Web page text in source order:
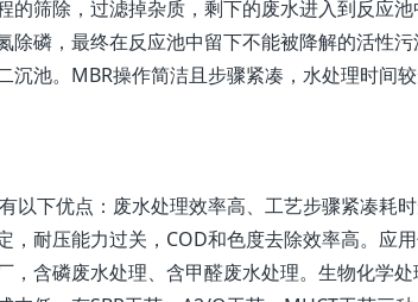
的筛除，过滤掉杂质，剩下的废水进入到反应
除磷，最终在反应池中留下不能被降解的活性
沉池。MBR操作简洁且步骤紧凑，水处理时间
下优点：废水处理效率高、工艺步骤紧凑耗
，耐压能力过关，COD和色度去除效率高。应
，含磷废水处理、含甲醛废水处理。生物化学